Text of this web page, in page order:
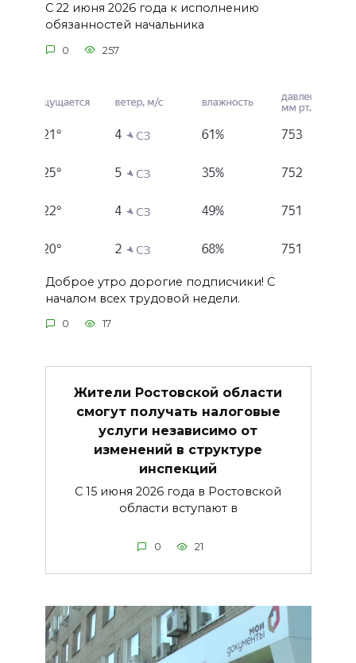
С 22 июня 2026 года к исполнению
обязанностей начальника
0 257
Доброе утро дорогие подписчики! С
началом всех трудовой недели.
0 17
Жители Ростовской области
смогут получать налоговые
услуги независимо от
изменений в структуре
инспекций
С 15 июня 2026 года в Ростовской
области вступают в
0 21